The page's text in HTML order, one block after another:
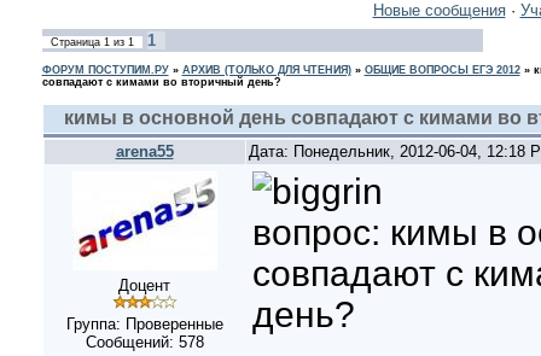
Новые сообщения·
Страница 1из 1 1
ФОРУМ ПОСТУПИМ.РУ» АРХИВ (ТОЛЬКО ДЛЯ ЧТЕНИЯ)» ОБЩИЕ ВОПРОСЫ ЕГЭ 2012»
совпадают с кимами во вторичный день?
кимы в основной день совпадают с кимами во
arena55 Дата: Понедельник, 2012-06-04, 12:18
Доцент
Группа: Проверенные
Сообщений: 578
вопрос: кимы в
совпадают с
день?